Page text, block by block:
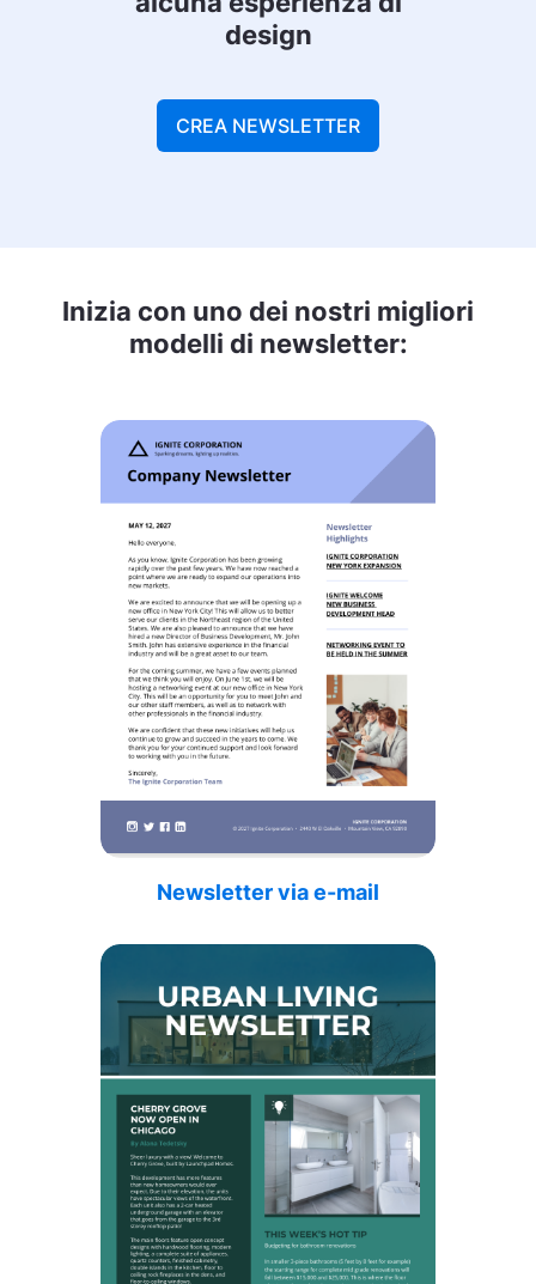
design
CREA NEWSLETTER
Inizia con uno dei nostri migliori
modelli di newsletter:
Newsletter via e-mail